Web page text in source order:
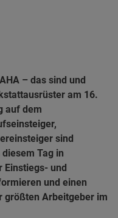
– das sind und
am 16.
auf dem
sind
Tag in
Einstiegs- und
und einen
größten Arbeitgeber im